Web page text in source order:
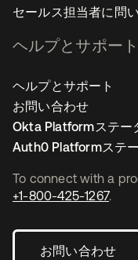
To connect with a
+1-800-425-1267.
お問い合わせ
セールス担当者に問
ヘルプとサポート
ヘルプとサポート
お問い合わせ
Okta Platformステー
Auth0 Platformステ